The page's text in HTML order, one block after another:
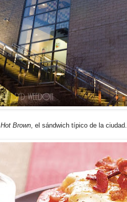
Hot Brown, el sándwich típico de la ciudad.